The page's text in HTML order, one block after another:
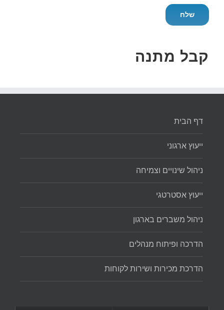
קבל מתנה
דף הבית
ייעוץ ארגוני
ניהול שינויים וצמיחה
ייעוץ אסטרטגי
ניהול משברים בארגון
הדרכה ופיתוח מנהלים
הדרכת מכירות ושירות לקוחות